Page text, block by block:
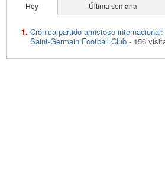
Hoy Última semana
Crónica partido amistoso
Saint-Germain Football Club - 156